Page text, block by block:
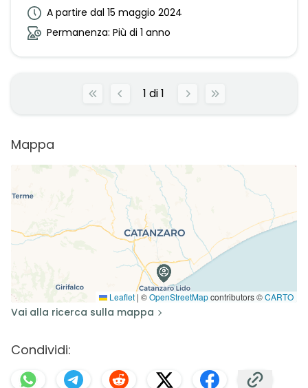
A partire dal 15 maggio 2024
Permanenza: Più di 1 anno
1 di1
Mappa
Leaflet | ©OpenStreetMapcontributors ©CARTO
Vai alla ricerca sulla mappa
Condividi: